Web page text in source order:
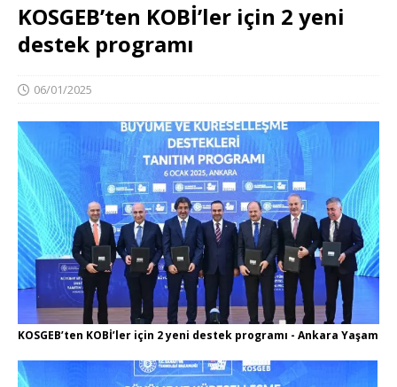
KOSGEB’ten KOBİ’ler için 2 yeni
destek programı​​​​​​​
06/01/2025
KOSGEB’ten KOBİ’ler için 2 yeni destek programı​​​​​​​ - Ankara Yaşam